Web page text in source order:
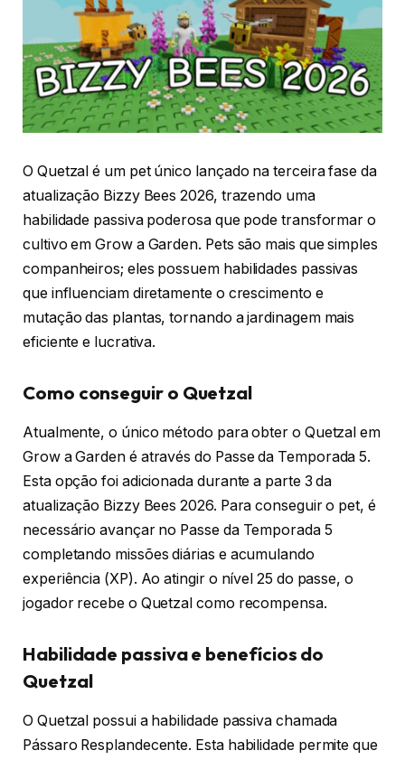
O Quetzal é um pet único lançado na terceira fase da
atualização Bizzy Bees 2026, trazendo uma
habilidade passiva poderosa que pode transformar o
cultivo em Grow a Garden. Pets são mais que simples
companheiros; eles possuem habilidades passivas
que influenciam diretamente o crescimento e
mutação das plantas, tornando a jardinagem mais
eficiente e lucrativa.
Como conseguir o Quetzal
Atualmente, o único método para obter o Quetzal em
Grow a Garden é através do Passe da Temporada 5.
Esta opção foi adicionada durante a parte 3 da
atualização Bizzy Bees 2026. Para conseguir o pet, é
necessário avançar no Passe da Temporada 5
completando missões diárias e acumulando
experiência (XP). Ao atingir o nível 25 do passe, o
jogador recebe o Quetzal como recompensa.
Habilidade passiva e benefícios do
Quetzal
O Quetzal possui a habilidade passiva chamada
Pássaro Resplandecente. Esta habilidade permite que